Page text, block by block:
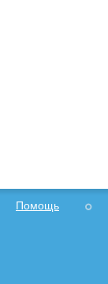
Помощь